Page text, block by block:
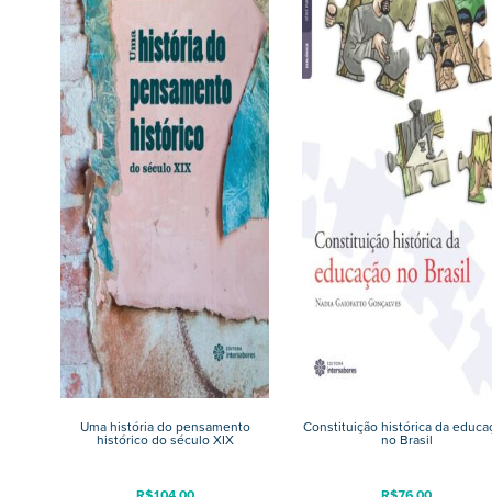
Constituição histórica da
no Brasil
Uma história do pensamento
histórico do século XIX